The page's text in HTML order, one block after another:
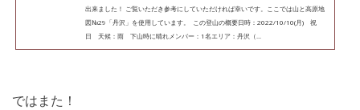
出来ました！ ご覧いただき参考にしていただければ幸いです。ここでは山と高原地
図№29「丹沢」を使用しています。 この登山の概要日時：2022/10/10(月) 祝
日 天候：雨 下山時に晴れメンバー：1名エリア：丹沢（...
ではまた！